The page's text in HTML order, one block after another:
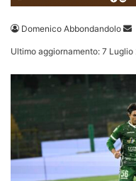
Domenico Abbondandolo
Ultimo aggiornamento: 7 Luglio